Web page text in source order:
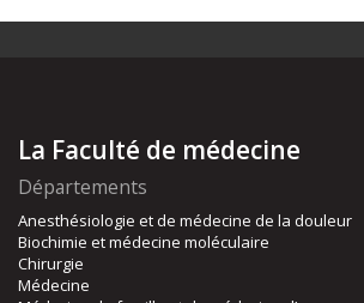
La Faculté de médecine
Départements
Anesthésiologie et de médecine de la douleur
Biochimie et médecine moléculaire
Chirurgie
Médecine